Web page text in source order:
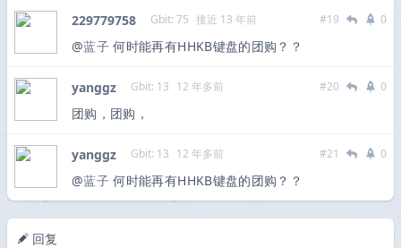
229779758 Gbit: 75 接近 13 年前 #19 0
@蓝子 何时能再有HHKB键盘的团购？？
yanggz Gbit: 13 12 年多前 #20 0
团购，团购，
yanggz Gbit: 13 12 年多前 #21 0
@蓝子 何时能再有HHKB键盘的团购？？
回复